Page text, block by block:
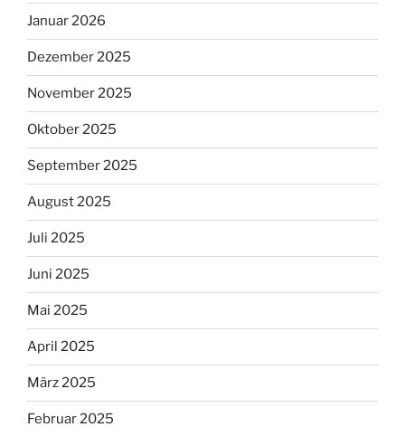
Januar 2026
Dezember 2025
November 2025
Oktober 2025
September 2025
August 2025
Juli 2025
Juni 2025
Mai 2025
April 2025
März 2025
Februar 2025